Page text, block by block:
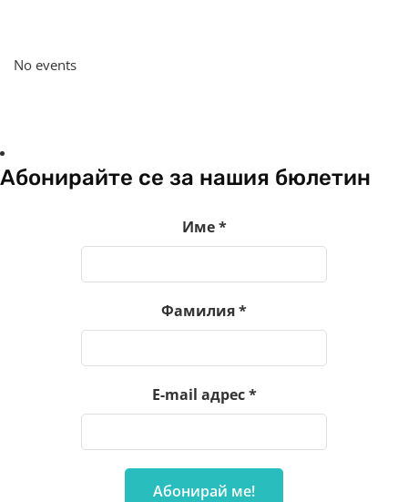
No events
Абонирайте се за нашия бюлетин
Име*
Фамилия*
E-mail адрес*